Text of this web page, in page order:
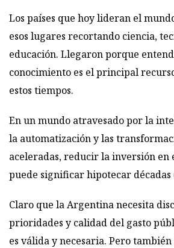
Los países que hoy lideran el
esos lugares recortando ciencia,
educación. Llegaron porque
conocimiento es el principal
estos tiempos.
En un mundo atravesado por la
la automatización y las
aceleradas, reducir la inversión en
puede significar hipotecar
Claro que la Argentina necesita
prioridades y calidad del gasto
es válida y necesaria. Pero también